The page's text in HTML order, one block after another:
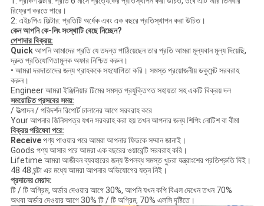
রিফ্রেশ করতে পারে।
2: এইচপিএ ফিল্টার: প্রতিটি অর্ধেক এবং এক বছরে প্রতিস্থাপন করা উচিত।
কেন আপনি কে-লিং সংস্থাটি বেছে নিচ্ছেন?
পেশাদার বিক্রয়:
Quickআপনি আমাদের প্রতি যে তদন্ত পাঠিয়েছেন তার প্রতি আমরা মূল্যবান মূল্য দিয়েছি,
দ্রুত প্রতিযোগিতামূলক অফার নিশ্চিত করুন।
• আমরা দরদাতাদের জন্য গ্রাহককে সহযোগিতা করি। সমস্ত প্রয়োজনীয় ডকুমেন্ট সরবরাহ
করুন।
Engineer আমরা ইঞ্জিনিয়ার টিমের সমস্ত প্রযুক্তিগত সহায়তা সহ একটি বিক্রয় দল
সময়োচিত প্রসবের সময়:
/ উত্পাদন / পরিদর্শন রিপোর্ট চালানের আগে সরবরাহ করে
Your আপনার জিনিসপত্র যখন সরবরাহ করা হয় তখন আপনার জন্য শিপিং নোটিশ বা বীমা
বিক্রয় পরিষেবা পরে:
Receiveপণ্য পাওয়ার পরে আমরা আপনার ফিডকে সম্মান জানাই।
Goods পণ্য আসার পরে আমরা এক বছরের ওয়ারেন্টি সরবরাহ করি।
Lifetime আমরা আজীবন ব্যবহারের জন্য উপলব্ধ সমস্ত খুচরা যন্ত্রাংশের প্রতিশ্রুতি দিই।
48 48 ঘন্টা এর মধ্যে আমরা আপনার অভিযোগের যত্ন নিই।
প্রদানের মেয়াদ:
টি / টি অগ্রিম, অর্ডার দেওয়ার আগে 30%, আপনি যখন কপি বিএল দেখেন তখন 70%
অথবা অর্ডার দেওয়ার আগে 30% টি / টি অগ্রিম, 70% এলসি দৃষ্টিতে।